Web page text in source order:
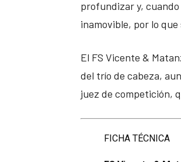
profundizar y,
inamovible, por lo
El FS Vicente &
del trío de cabeza,
juez de competición,
FICHA TÉCNICA